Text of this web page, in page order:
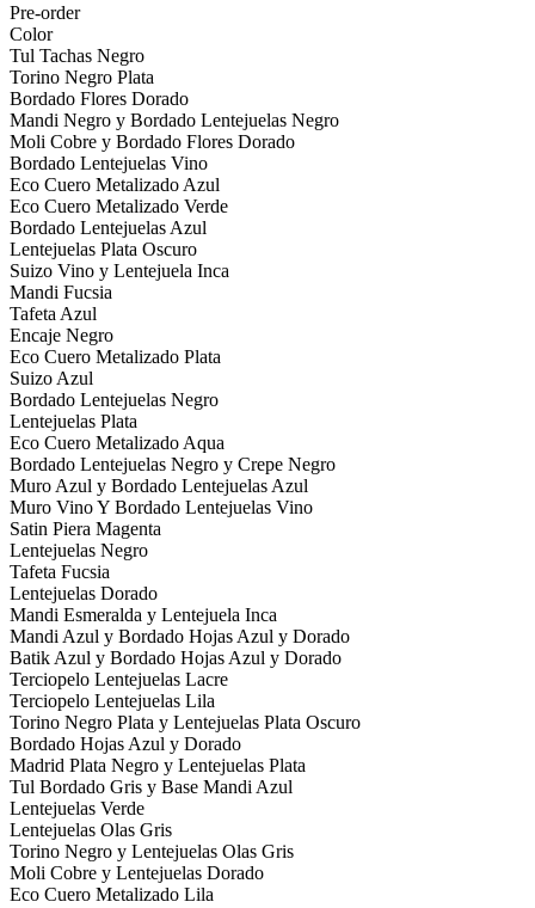
Pre-order
Color
Tul Tachas Negro
Torino Negro Plata
Bordado Flores Dorado
Mandi Negro y Bordado Lentejuelas Negro
Moli Cobre y Bordado Flores Dorado
Bordado Lentejuelas Vino
Eco Cuero Metalizado Azul
Eco Cuero Metalizado Verde
Bordado Lentejuelas Azul
Lentejuelas Plata Oscuro
Suizo Vino y Lentejuela Inca
Mandi Fucsia
Tafeta Azul
Encaje Negro
Eco Cuero Metalizado Plata
Suizo Azul
Bordado Lentejuelas Negro
Lentejuelas Plata
Eco Cuero Metalizado Aqua
Bordado Lentejuelas Negro y Crepe Negro
Muro Azul y Bordado Lentejuelas Azul
Muro Vino Y Bordado Lentejuelas Vino
Satin Piera Magenta
Lentejuelas Negro
Tafeta Fucsia
Lentejuelas Dorado
Mandi Esmeralda y Lentejuela Inca
Mandi Azul y Bordado Hojas Azul y Dorado
Batik Azul y Bordado Hojas Azul y Dorado
Terciopelo Lentejuelas Lacre
Terciopelo Lentejuelas Lila
Torino Negro Plata y Lentejuelas Plata Oscuro
Bordado Hojas Azul y Dorado
Madrid Plata Negro y Lentejuelas Plata
Tul Bordado Gris y Base Mandi Azul
Lentejuelas Verde
Lentejuelas Olas Gris
Torino Negro y Lentejuelas Olas Gris
Moli Cobre y Lentejuelas Dorado
Eco Cuero Metalizado Lila